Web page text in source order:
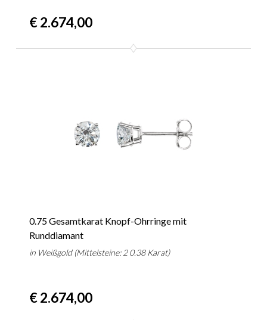
€ 2.674,00
0.75 Gesamtkarat Knopf-Ohrringe mit
Runddiamant
in Weißgold (Mittelsteine: 2 0.38 Karat)
€ 2.674,00